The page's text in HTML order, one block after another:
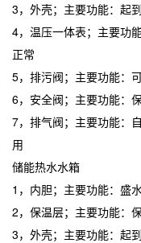
3，外壳；主要功能：起
4，温压一体表；主要功
正常
5，排污阀；主要功能：
6，安全阀；主要功能：
7，排气阀；主要功能：
用
储能热水水箱
1，内胆；主要功能：盛
2，保温层；主要功能：
3，外壳；主要功能：起